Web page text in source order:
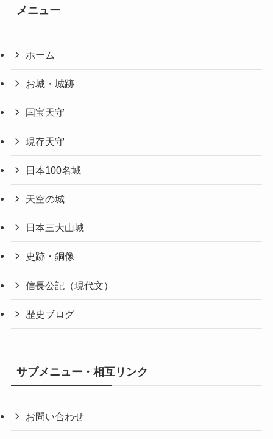
メニュー
ホーム
お城・城跡
国宝天守
現存天守
日本100名城
天空の城
日本三大山城
史跡・銅像
信長公記（現代文）
歴史ブログ
サブメニュー・相互リンク
お問い合わせ